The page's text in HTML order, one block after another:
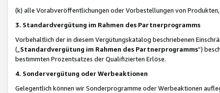
(k) alle Vorabveröffentlichungen oder Vorbestellungen von
3. Standardvergütung im Rahmen des Partnerprogramms
Vorbehaltlich der in diesem Vergütungskatalog beschriebenen
(„ Standardvergütung im Rahmen des Partnerprogramms“)
bestimmten Prozentsatzes der Qualifizierten Erlöse.
4. Sondervergütung oder Werbeaktionen
Gelegentlich können wir Sonderprogramme oder Werbeaktionen